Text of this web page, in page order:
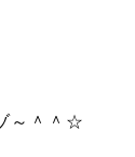
～＾＾☆